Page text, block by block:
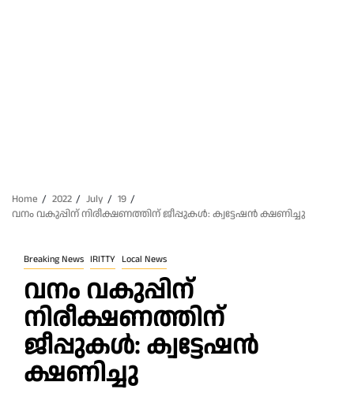
Home 2022 July
19
വനം വകുപ്പിന് നിരീക്ഷണത്തിന് ജീപ്പുകൾ: ക്വട്ടേഷൻ ക്ഷണിച്ചു
Breaking News IRITTY Local News
വനം വകുപ്പിന്
നിരീക്ഷണത്തിന്
ജീപ്പുകൾ: ക്വട്ടേഷൻ
ക്ഷണിച്ചു